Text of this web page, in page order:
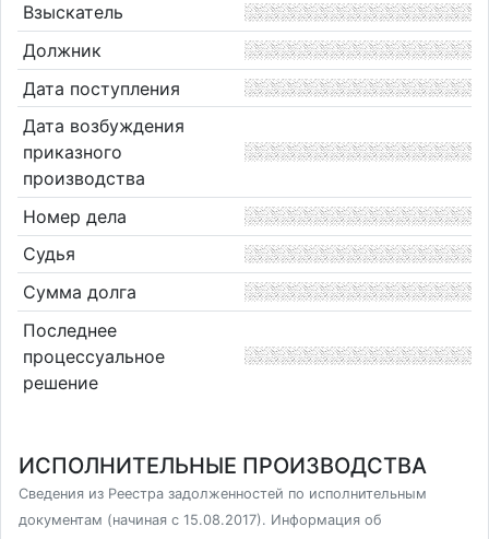
Взыскатель
Должник
Дата поступления
Дата возбуждения
приказного
производства
Номер дела
Судья
Сумма долга
Последнее
процессуальное
решение
ИСПОЛНИТЕЛЬНЫЕ ПРОИЗВОДСТВА
Сведения из Реестра задолженностей по исполнительным
документам (начиная с 15.08.2017). Информация об